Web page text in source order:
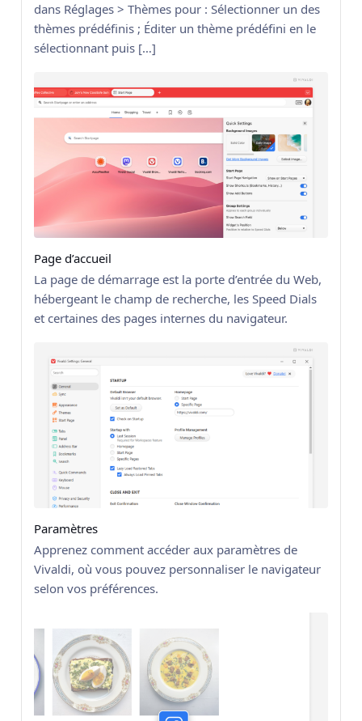
dans Réglages > Thèmes pour : Sélectionner un des
thèmes prédéfinis ; Éditer un thème prédéfini en le
sélectionnant puis […]
Page d’accueil
La page de démarrage est la porte d’entrée du Web,
hébergeant le champ de recherche, les Speed Dials
et certaines des pages internes du navigateur.
Paramètres
Apprenez comment accéder aux paramètres de
Vivaldi, où vous pouvez personnaliser le navigateur
selon vos préférences.